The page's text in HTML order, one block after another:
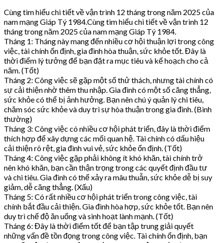
Cùng tìm hiểu chi tiết về vận trình 12 tháng trong năm 2025 của
nam mạng Giáp Tý 1984.Cùng tìm hiểu chi tiết về vận trình 12
tháng trong năm 2025 của nam mạng Giáp Tý 1984.
Tháng 1: Tháng này mang đến nhiều cơ hội thuận lợi trong công
việc, tài chính ổn định, gia đình hòa thuận, sức khỏe tốt. Đây là
thời điểm lý tưởng để bạn đặt ra mục tiêu và kế hoạch cho cả
năm. (Tốt)
Tháng 2: Công việc sẽ gặp một số thử thách, nhưng tài chính có
sự cải thiện nhờ thêm thu nhập. Gia đình có một số căng thẳng,
sức khỏe có thể bị ảnh hưởng. Bạn nên chú ý quản lý chi tiêu,
chăm sóc sức khỏe và duy trì sự hòa thuận trong gia đình. (Bình
thường)
Tháng 3: Công việc có nhiều cơ hội phát triển, đây là thời điểm
thích hợp để xây dựng các mối quan hệ. Tài chính có dấu hiệu
cải thiện rõ rệt, gia đình vui vẻ, sức khỏe ổn định. (Tốt)
Tháng 4: Công việc gặp phải không ít khó khăn, tài chính trở
nên khó khăn, bạn cần thận trọng trong các quyết định đầu tư
và chi tiêu. Gia đình có thể xảy ra mâu thuẫn, sức khỏe dễ bị suy
giảm, dễ căng thẳng. (Xấu)
Tháng 5: Có rất nhiều cơ hội phát triển trong công việc, tài
chính bắt đầu cải thiện. Gia đình hòa hợp, sức khỏe tốt. Bạn nên
duy trì chế độ ăn uống và sinh hoạt lành mạnh. (Tốt)
Tháng 6: Đây là thời điểm tốt để bạn tập trung giải quyết
những vấn đề tồn đọng trong công việc. Tài chính ổn định, bạn